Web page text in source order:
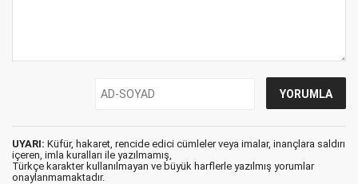
UYARI: Küfür, hakaret, rencide edici cümleler veya imalar, inançlara saldırı
içeren, imla kuralları ile yazılmamış,
Türkçe karakter kullanılmayan ve büyük harflerle yazılmış yorumlar
onaylanmamaktadır.